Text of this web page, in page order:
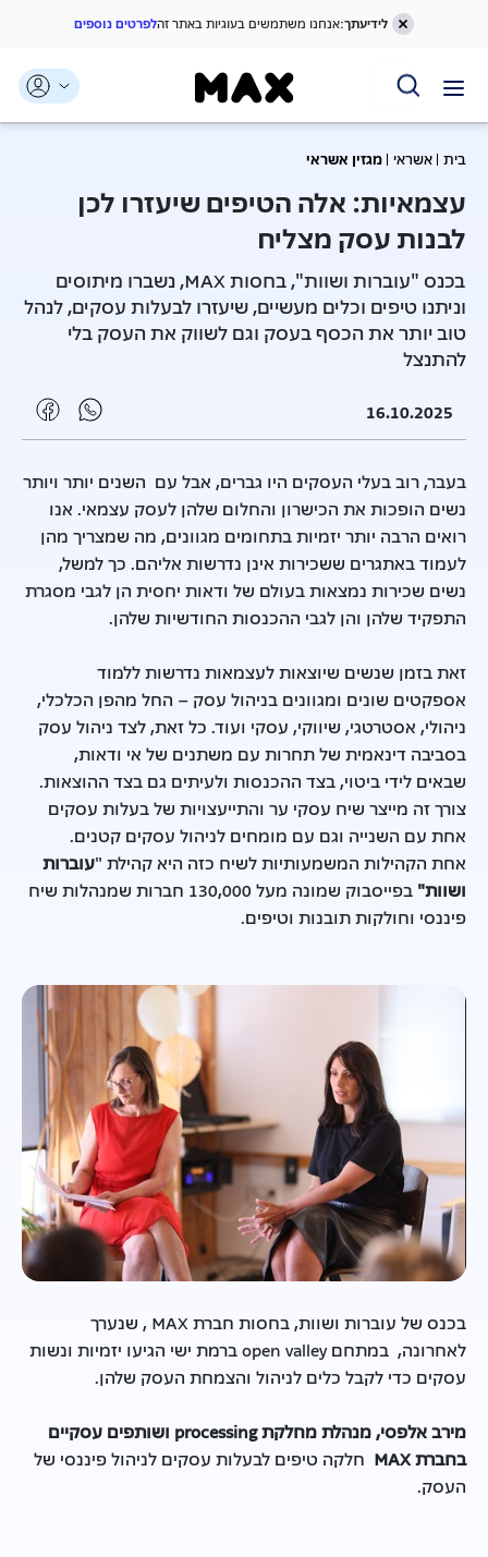
לידיעתך:אנחנו משתמשים בעוגיות באתר זהלפרטים נוספים
בית אשראי מגזין אשראי
עצמאיות: אלה הטיפים שיעזרו לכן
לבנות עסק מצליח
בכנס "עוברות ושוות", בחסות MAX, נשברו מיתוסים
וניתנו טיפים וכלים מעשיים, שיעזרו לבעלות עסקים, לנהל
טוב יותר את הכסף בעסק וגם לשווק את העסק בלי
להתנצל
16.10.2025
בעבר, רוב בעלי העסקים היו גברים, אבל עם השנים יותר ויותר
נשים הופכות את הכישרון והחלום שלהן לעסק עצמאי. אנו
רואים הרבה יותר יזמיות בתחומים מגוונים, מה שמצריך מהן
לעמוד באתגרים ששכירות אינן נדרשות אליהם. כך למשל,
נשים שכירות נמצאות בעולם של ודאות יחסית הן לגבי מסגרת
התפקיד שלהן והן לגבי ההכנסות החודשיות שלהן.
זאת בזמן שנשים שיוצאות לעצמאות נדרשות ללמוד
אספקטים שונים ומגוונים בניהול עסק – החל מהפן הכלכלי,
ניהולי, אסטרטגי, שיווקי, עסקי ועוד. כל זאת, לצד ניהול עסק
בסביבה דינאמית של תחרות עם משתנים של אי ודאות,
שבאים לידי ביטוי, בצד ההכנסות ולעיתים גם בצד ההוצאות.
צורך זה מייצר שיח עסקי ער והתייעצויות של בעלות עסקים
אחת עם השנייה וגם עם מומחים לניהול עסקים קטנים.
אחת הקהילות המשמעותיות לשיח כזה היא קהילת "עוברות
ושוות"
בפייסבוק שמונה מעל 130,000 חברות שמנהלות שיח
פיננסי וחולקות תובנות וטיפים.
בכנס של עוברות ושוות, בחסות חברת MAX , שנערך
לאחרונה, במתחם open valley ברמת ישי הגיעו יזמיות ונשות
עסקים כדי לקבל כלים לניהול והצמחת העסק שלהן.
מירב אלפסי, מנהלת מחלקתprocessing ושותפים עסקיים
בחברתMAX חלקה טיפים לבעלות עסקים לניהול פיננסי של
העסק.